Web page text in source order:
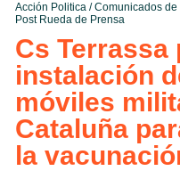
Acción Politica/Comunicados de
Post Rueda de Prensa
Cs Terrassa
instalación
móviles
Cataluña
la